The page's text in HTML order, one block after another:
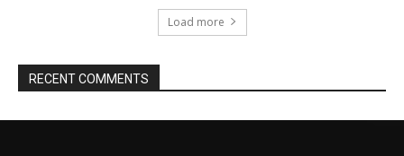
Load more
RECENT COMMENTS